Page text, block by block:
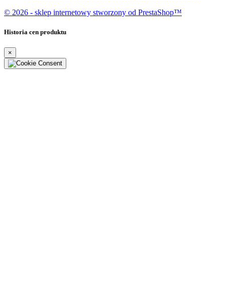
© 2026 - sklep internetowy stworzony od PrestaShop™
Historia cen produktu
×